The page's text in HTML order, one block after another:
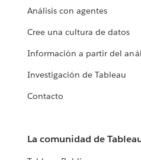
Análisis con agentes
Cree una cultura de datos
Información a partir del
Investigación de Tableau
Contacto
La comunidad de